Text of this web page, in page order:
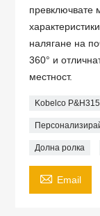
превключвате
налягане на
360° и
местност.
Kobelco P&H315
Долна ролка
 Email